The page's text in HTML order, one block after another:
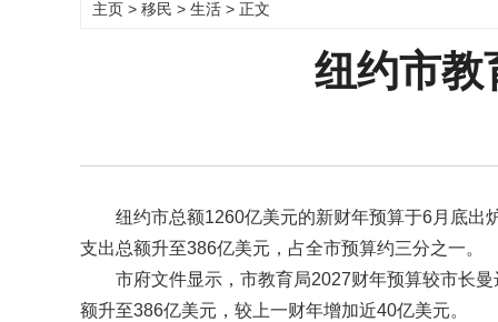
主页 > 移民 > 生活 > 正文
纽约市教
纽约市总额1260亿美元的新财年预算于6月底出
支出总额升至386亿美元，占全市预算约三分之一。
市府文件显示，市教育局2027财年预算较市长
额升至386亿美元，较上一财年增加近40亿美元。